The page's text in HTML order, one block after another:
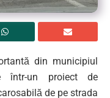
din municipiul
într-un proiect de
de pe strada